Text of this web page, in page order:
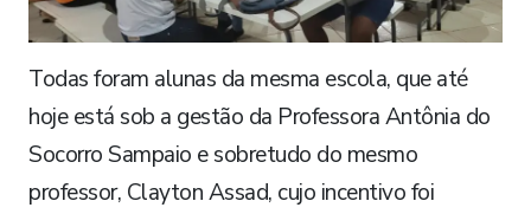
Todas foram alunas da mesma escola, que até
hoje está sob a gestão da Professora Antônia do
Socorro Sampaio e sobretudo do mesmo
professor, Clayton Assad, cujo incentivo foi